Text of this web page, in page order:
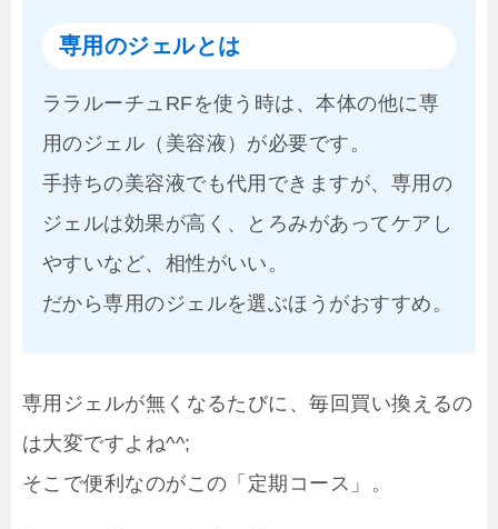
専用のジェルとは
ララルーチュRFを使う時は、本体の他に専
用のジェル（美容液）が必要です。
手持ちの美容液でも代用できますが、専用の
ジェルは効果が高く、とろみがあってケアし
やすいなど、相性がいい。
だから専用のジェルを選ぶほうがおすすめ。
専用ジェルが無くなるたびに、毎回買い換えるの
は大変ですよね^^;
そこで便利なのがこの「定期コース」。